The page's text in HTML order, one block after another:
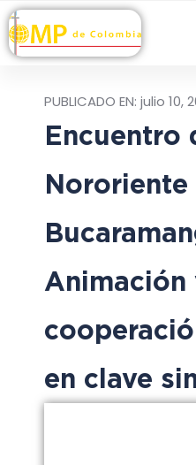
PUBLICADO EN: julio 10,
Encuentro
Nororiente
Animación
en clave